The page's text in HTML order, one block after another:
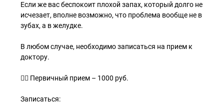
Если же вас беспокоит плохой запах, который долго не
исчезает, вполне возможно, что проблема вообще не в
зубах, а в желудке.
В любом случае, необходимо записаться на прием к
доктору.
👉🏼 Первичный прием – 1000 руб.
Записаться: